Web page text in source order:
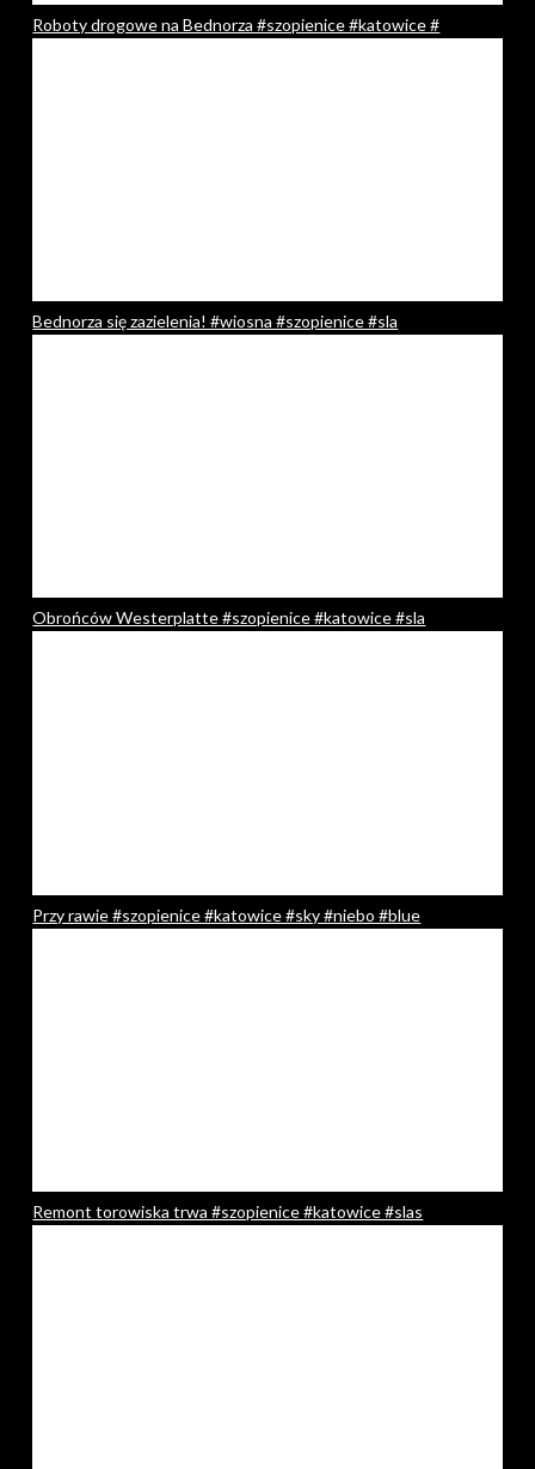
Roboty drogowe na Bednorza #szopienice #katowice #
Bednorza się zazielenia! #wiosna #szopienice #sla
Obrońców Westerplatte #szopienice #katowice #sla
Przy rawie #szopienice #katowice #sky #niebo #blue
Remont torowiska trwa #szopienice #katowice #slas